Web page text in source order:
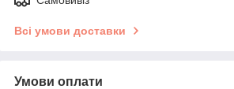
Всі умови доставки
Умови оплати